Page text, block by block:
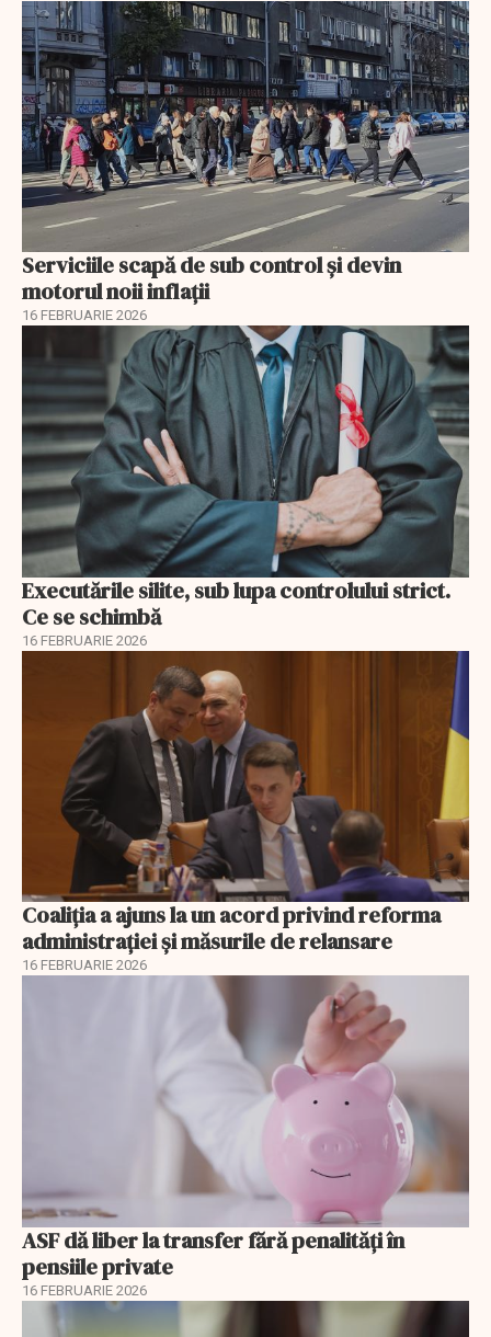
Serviciile scapă de sub control și devin
motorul noii inflații
16 FEBRUARIE 2026
Executările silite, sub lupa controlului strict.
Ce se schimbă
16 FEBRUARIE 2026
Coaliția a ajuns la un acord privind reforma
administrației și măsurile de relansare
16 FEBRUARIE 2026
ASF dă liber la transfer fără penalități în
pensiile private
16 FEBRUARIE 2026